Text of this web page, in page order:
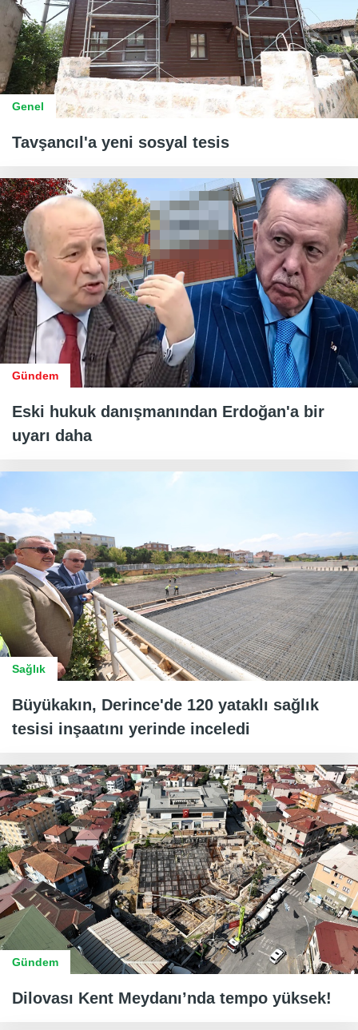
Genel
Tavşancıl'a yeni sosyal tesis
Gündem
Eski hukuk danışmanından Erdoğan'a bir
uyarı daha
Sağlık
Büyükakın, Derince'de 120 yataklı sağlık
tesisi inşaatını yerinde inceledi
Gündem
Dilovası Kent Meydanı’nda tempo yüksek!